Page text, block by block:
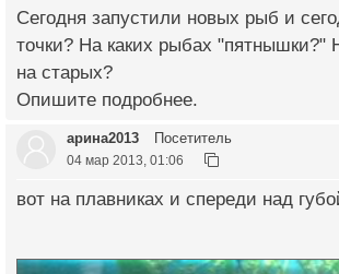
Сегодня запустили новых рыб и
точки? На каких рыбах "пятнышки?"
на старых?
Опишите подробнее.
арина2013 Посетитель
04 мар 2013, 01:06
вот на плавниках и спереди над